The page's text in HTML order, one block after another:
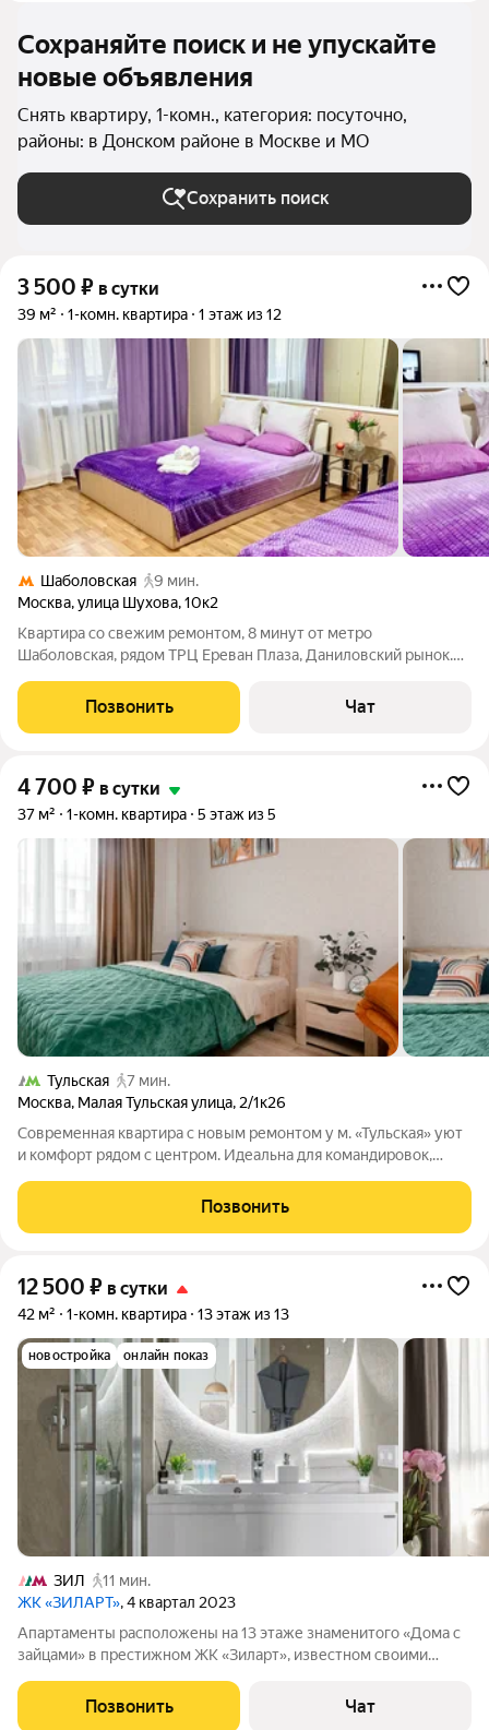
Сохраняйте поиск и не упускайте
новые объявления
Снять квартиру, 1-комн., категория: посуточно,
районы: в Донском районе в Москве и МО
Сохранить поиск
3 500 ₽ в сутки
39 м² 1-комн. квартира 1 этаж из 12
Шаболовская
9 мин.
Москва,улица Шухова,10к2
Квартира со свежим ремонтом, 8 минут от метро
Шаболовская, рядом ТРЦ Ереван Плаза, Даниловский рынок.
до любого района города. Новый двухспальный диван, шкаф
для вещей , плазменный телевизор,
Позвонить Чат
4 700 ₽ в сутки
37 м² 1-комн. квартира 5 этаж из 5
Тульская
7 мин.
Москва, Малая Тульская улица, 2/1к26
Современная квартира с новым ремонтом у м. «Тульская» уют
и комфорт рядом с центром. Идеальна для командировок,
Даниловского рынка, 15 мин до «Шаболовской», 5 мин на авто
до ТТК. Рядом ТЦ
Позвонить
12 500 ₽ в сутки
42 м² 1-комн. квартира 13 этаж из 13
новостройка онлайн показ
ЗИЛ
11 мин.
ЖК «ЗИЛАРТ», 4 квартал 2023
Апартаменты расположены на 13 этаже знаменитого «Дома с
зайцами» в престижном ЖК «Зиларт», известном своими
МЦК ЗИЛ До Кремля всего 10 минут на автомобиле или такси
В пешей доступности: -
Позвонить Чат